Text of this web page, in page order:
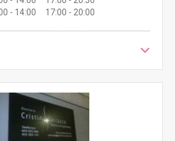
- 14:00 17:00 - 20:00